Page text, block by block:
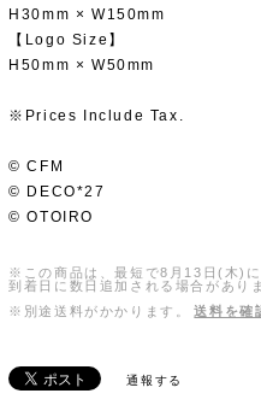
H30mm × W150mm
【Logo Size】
H50mm × W50mm
※Prices Include Tax.
© CFM
© DECO*27
© OTOIRO
※この商品は、最短で8月13日(木)
到着日に数日追加される場合があり
※別途送料がかかります。
送料を確
通報する